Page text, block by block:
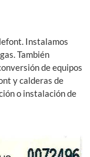
Instalamos
También
de equipos
y calderas de
o instalación de